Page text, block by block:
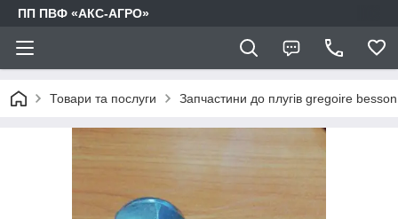
ПП ПВФ «АКС-АГРО»
Товари та послуги Запчастини до плугів gregoire besson